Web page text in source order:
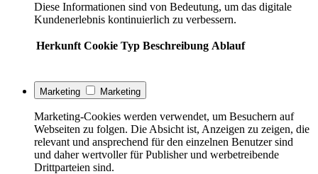
Diese Informationen sind von Bedeutung, um das digitale
Kundenerlebnis kontinuierlich zu verbessern.
Herkunft Cookie Typ Beschreibung Ablauf
Marketing Marketing
Marketing-Cookies werden verwendet, um Besuchern auf
Webseiten zu folgen. Die Absicht ist, Anzeigen zu zeigen, die
relevant und ansprechend für den einzelnen Benutzer sind
und daher wertvoller für Publisher und werbetreibende
Drittparteien sind.